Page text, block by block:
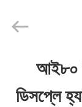
ChengHao
Reserved.
আই৮০
ডিসপ্লে